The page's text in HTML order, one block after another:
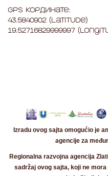
GPS Кординате:
43.5840902 (Latitude)
19.52716829999997
Izradu ovog sajta omogućio je
agencije za
Regionalna razvojna agencija
sadržaj ovog sajta, koji ne